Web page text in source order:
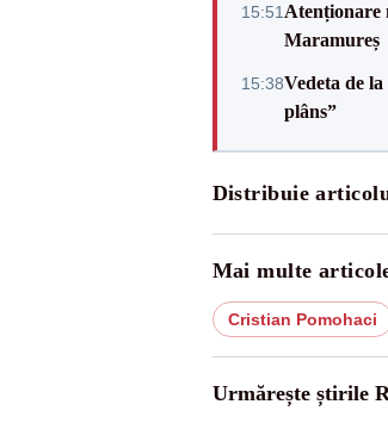
15:51 Atenționare
Maramureș
15:38Vedeta de
plâns”
Distribuie
Mai multe
Cristian Pomohaci
Urmărește știrile